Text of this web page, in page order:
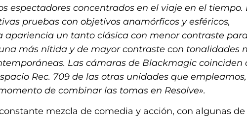
espectadores concentrados en el viaje en el tiempo.
pruebas con objetivos anamórficos y esféricos,
apariencia un tanto clásica con menor contraste
más nítida y de mayor contraste con tonalidades
Las cámaras de Blackmagic coinciden
Rec. 709 de las otras unidades que
de combinar las tomas en Resolve».
mezcla de comedia y acción, con algunas de